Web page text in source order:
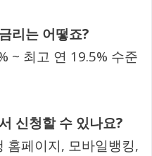
리는 어떻죠?
~ 최고 연 19.5% 수준
신청할 수 있나요?
홈페이지, 모바일뱅킹,